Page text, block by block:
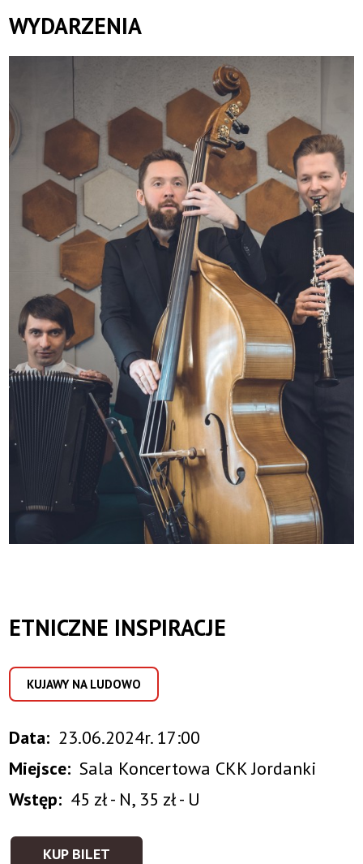
WYDARZENIA
ETNICZNE INSPIRACJE
KUJAWY NA LUDOWO
Data
23.06.2024r. 17:00
Miejsce Sala Koncertowa CKK Jordanki
Wstęp
45 zł - N, 35 zł - U
KUP BILET